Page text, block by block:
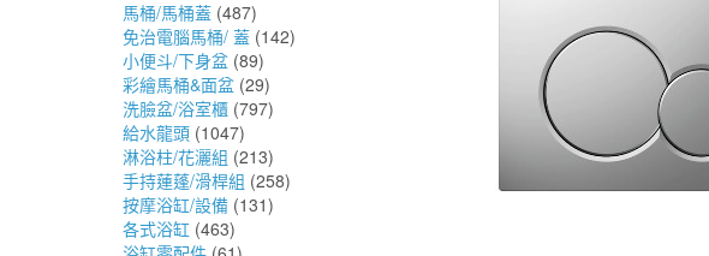
馬桶/馬桶蓋 (487)
免治電腦馬桶/ 蓋 (142)
小便斗/下身盆 (89)
彩繪馬桶&面盆 (29)
洗臉盆/浴室櫃 (797)
給水龍頭 (1047)
淋浴柱/花灑組 (213)
手持蓮蓬/滑桿組 (258)
按摩浴缸/設備 (131)
各式浴缸 (463)